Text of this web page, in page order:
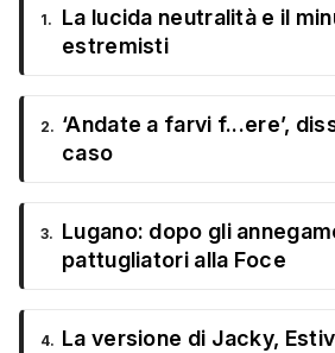
1.
La lucida neutralità e il
estremisti
2. ‘Andate a farvi f...ere’,
caso
3. Lugano: dopo gli
pattugliatori alla Foce
4. La versione di Jacky,